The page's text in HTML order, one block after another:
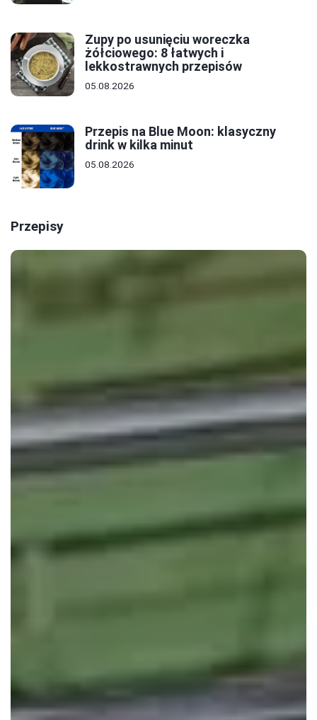
Zupy po usunięciu woreczka
żółciowego: 8 łatwych i
lekkostrawnych przepisów
05.08.2026
Przepis na Blue Moon: klasyczny
drink w kilka minut
05.08.2026
Przepisy